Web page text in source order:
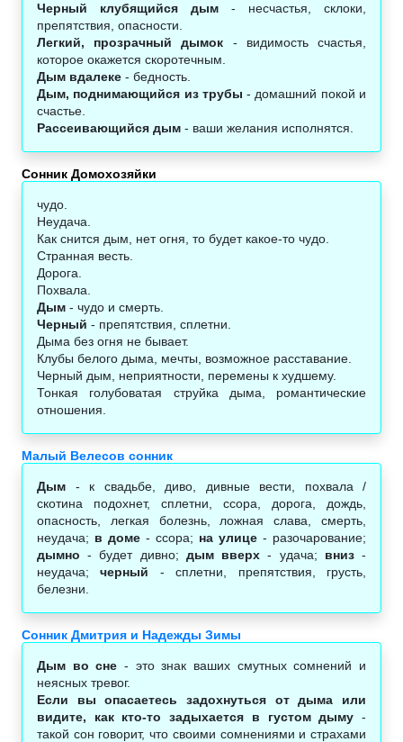
Черный клубящийся дым - несчастья, склоки,
препятствия, опасности.
Легкий, прозрачный дымок - видимость счастья,
которое окажется скоротечным.
Дым вдалеке - бедность.
Дым, поднимающийся из трубы - домашний покой и
счастье.
Рассеивающийся дым - ваши желания исполнятся.
Сонник Домохозяйки
чудо.
Неудача.
Как снится дым, нет огня, то будет какое-то чудо.
Странная весть.
Дорога.
Похвала.
Дым - чудо и смерть.
Черный - препятствия, сплетни.
Дыма без огня не бывает.
Клубы белого дыма, мечты, возможное расставание.
Черный дым, неприятности, перемены к худшему.
Тонкая голубоватая струйка дыма, романтические
отношения.
Малый Велесов сонник
Дым - к свадьбе, диво, дивные вести, похвала /
скотина подохнет, сплетни, ссора, дорога, дождь,
опасность, легкая болезнь, ложная слава, смерть,
неудача; в доме - ссора; на улице - разочарование;
дымно - будет дивно; дым вверх - удача; вниз-
неудача;черный - сплетни, препятствия, грусть,
белезни.
Сонник Дмитрия и Надежды Зимы
Дым во сне - это знак ваших смутных сомнений и
неясных тревог.
Если вы опасаетесь задохнуться от дыма или
видите, как кто-то задыхается в густом дыму -
такой сон говорит, что своими сомнениями и страхами